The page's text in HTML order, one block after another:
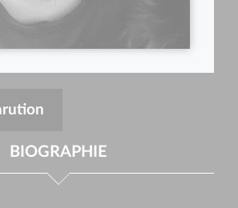
BIOGRAPHIE